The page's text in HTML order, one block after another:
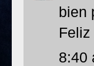
bien
8:40